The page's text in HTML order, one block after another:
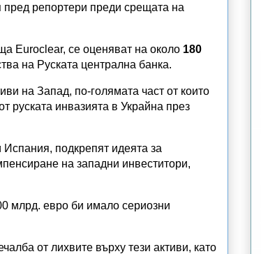
пред репортери преди срещата на
Euroclear, се оценяват на около 180
на Руската централна банка.
на Запад, по-голямата част от които
руската инвазията в Украйна през
подкрепят идеята за
на западни инвеститори,
млрд. евро би имало сериозни
от лихвите върху тези активи, като